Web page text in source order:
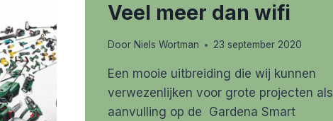
Veel meer dan wifi
Door Niels Wortman 23 september 2020
Een mooie uitbreiding die wij kunnen
verwezenlijken voor grote projecten als
aanvulling op de Gardena Smart